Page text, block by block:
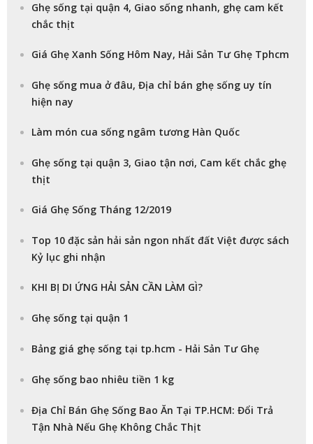
Ghẹ sống tại quận 4, Giao sống nhanh, ghẹ cam kết
chắc thịt
Giá Ghẹ Xanh Sống Hôm Nay, Hải Sản Tư Ghẹ Tphcm
Ghẹ sống mua ở đâu, Địa chỉ bán ghẹ sống uy tín
hiện nay
Làm món cua sống ngâm tương Hàn Quốc
Ghẹ sống tại quận 3, Giao tận nơi, Cam kết chắc ghẹ
thịt
Giá Ghẹ Sống Tháng 12/2019
Top 10 đặc sản hải sản ngon nhất đất Việt được sách
Kỷ lục ghi nhận
KHI BỊ DI ỨNG HẢI SẢN CẦN LÀM GÌ?
Ghẹ sống tại quận 1
Bảng giá ghẹ sống tại tp.hcm - Hải Sản Tư Ghẹ
Ghẹ sống bao nhiêu tiền 1 kg
Địa Chỉ Bán Ghẹ Sống Bao Ăn Tại TP.HCM: Đổi Trả
Tận Nhà Nếu Ghẹ Không Chắc Thịt